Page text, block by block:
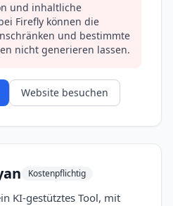
und inhaltliche
Firefly können die
und bestimmte
nicht generieren lassen.
Website besuchen
Kostenpflichtig
KI-gestütztes Tool, mit